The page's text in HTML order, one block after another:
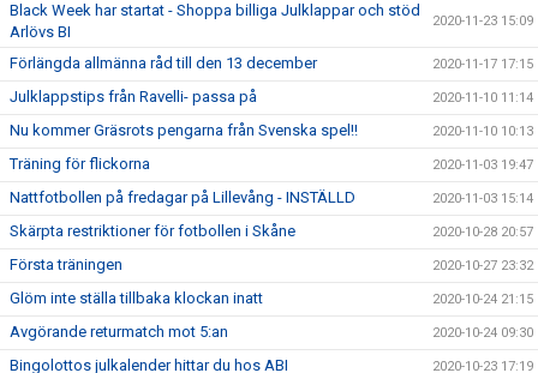
Black Week har startat - Shoppa billiga Julklappar och stöd
Arlövs BI
2020-11-23 15:09
Förlängda allmänna råd till den 13 december 2020-11-17 17:15
Julklappstips från Ravelli- passa på 2020-11-10 11:14
Nu kommer Gräsrots pengarna från Svenska spel!! 2020-11-10 10:13
Träning för flickorna 2020-11-03 19:47
Nattfotbollen på fredagar på Lillevång - INSTÄLLD 2020-11-03 15:14
Skärpta restriktioner för fotbollen i Skåne 2020-10-28 20:57
Första träningen 2020-10-27 23:32
Glöm inte ställa tillbaka klockan inatt 2020-10-24 21:15
Avgörande returmatch mot 5:an 2020-10-24 09:30
Bingolottos julkalender hittar du hos ABI 2020-10-23 17:19